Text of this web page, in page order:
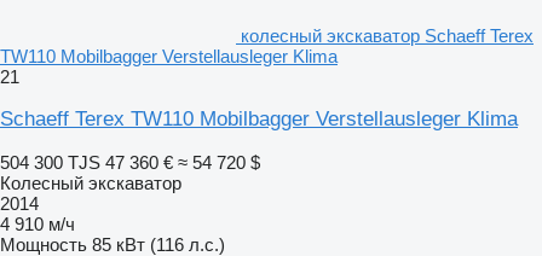
колесный экскаватор Schaeff Terex
TW110 Mobilbagger Verstellausleger Klima
21
Schaeff Terex TW110 Mobilbagger Verstellausleger Klima
504 300 TJS 47 360 € ≈ 54 720 $
Колесный экскаватор
2014
4 910 м/ч
Мощность 85 кВт (116 л.с.)